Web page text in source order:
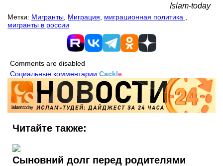
Islam-today
Метки: Мигранты Миграция миграционная политика
мигранты в россии
Comments are disabled
Социальные комментарии Cackle
Читайте также:
Сыновний долг перед родителями